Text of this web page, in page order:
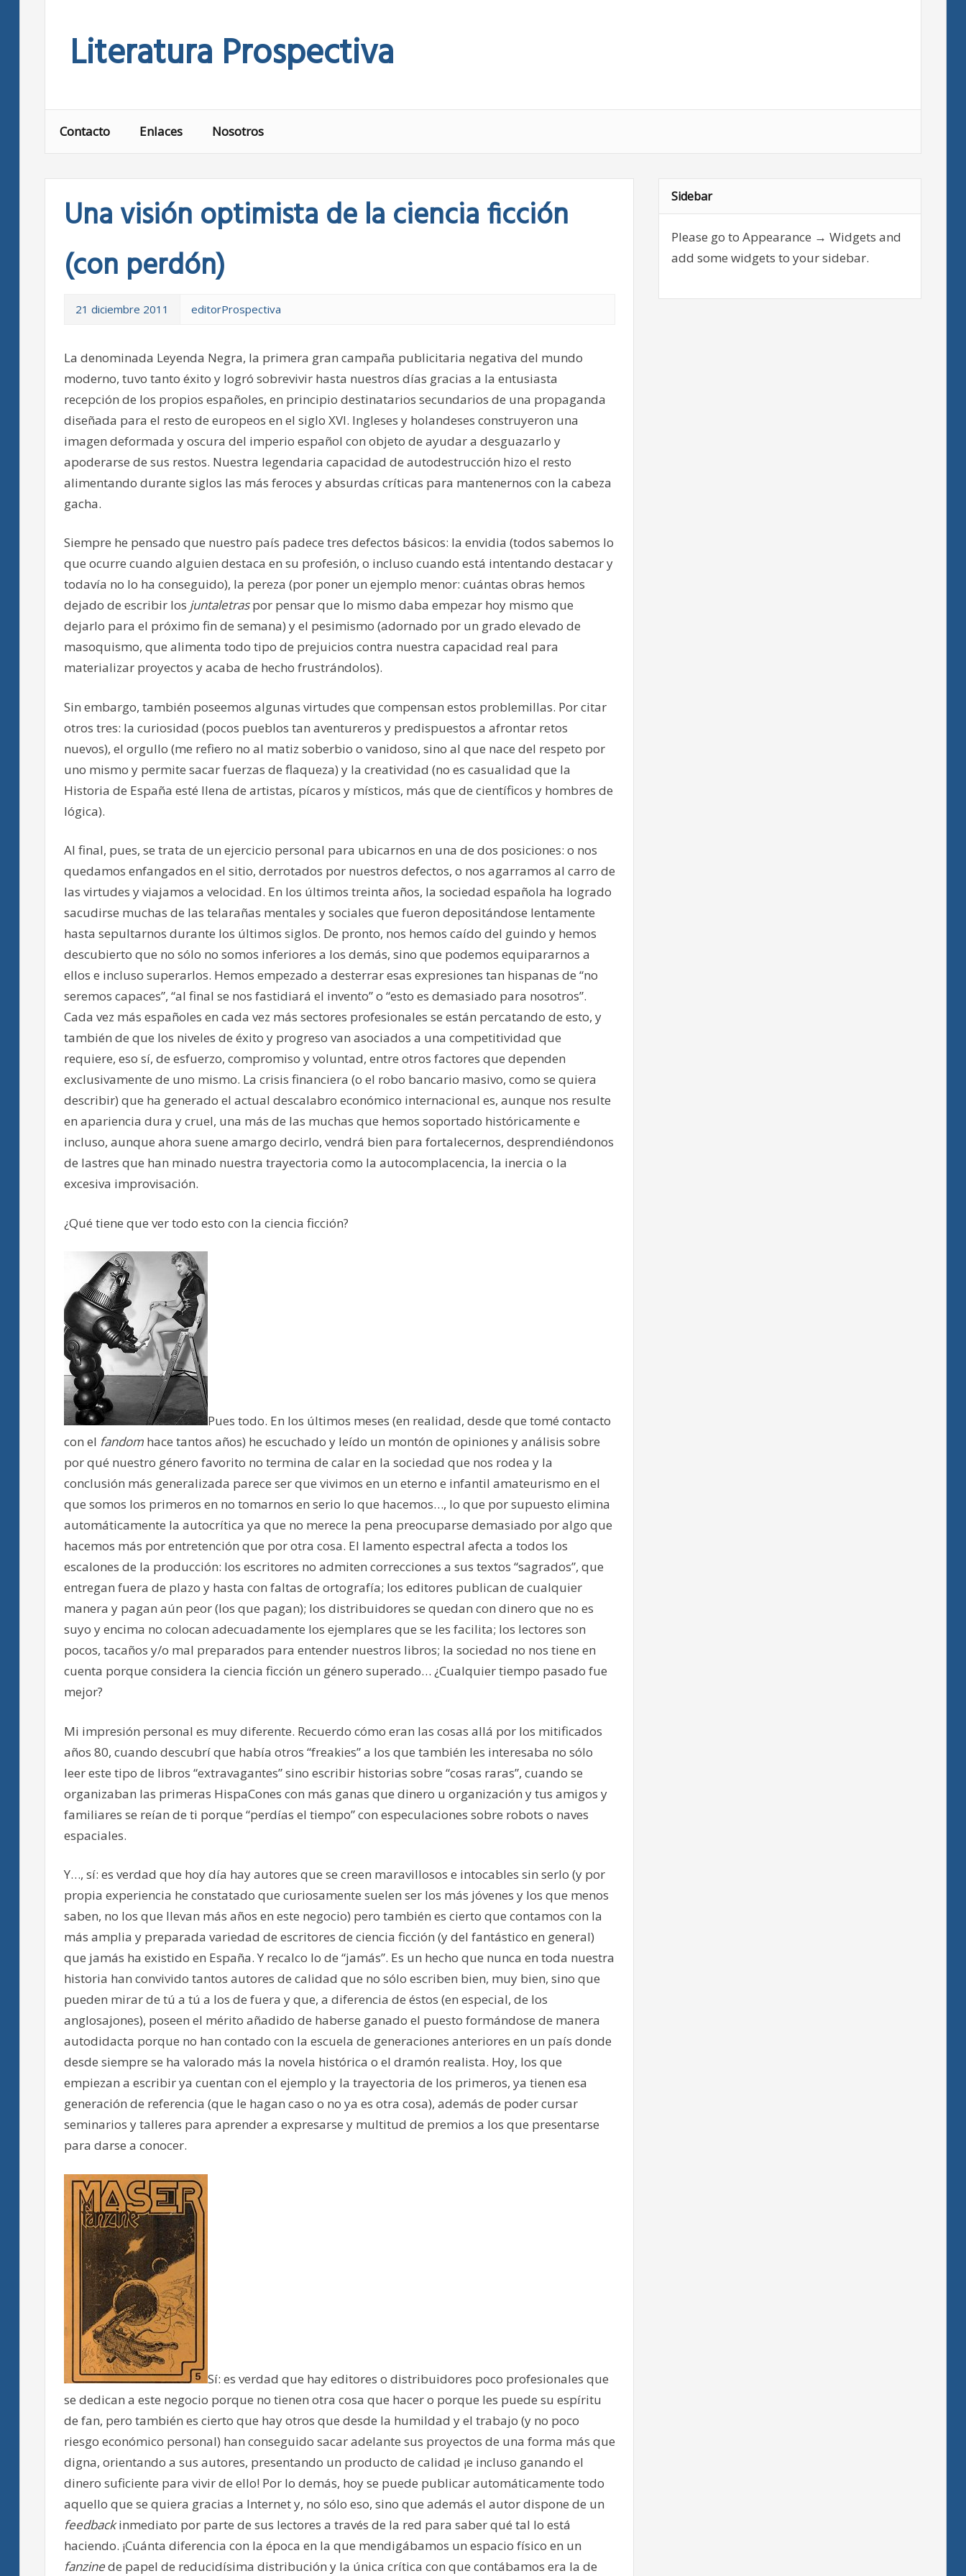
Literatura Prospectiva
Contacto Enlaces Nosotros
Una visión optimista de la ciencia ficción
(con perdón)
21 diciembre 2011 editorProspectiva
La denominada Leyenda Negra, la primera gran campaña publicitaria negativa del mundo
moderno, tuvo tanto éxito y logró sobrevivir hasta nuestros días gracias a la entusiasta
recepción de los propios españoles, en principio destinatarios secundarios de una propaganda
diseñada para el resto de europeos en el siglo XVI. Ingleses y holandeses construyeron una
imagen deformada y oscura del imperio español con objeto de ayudar a desguazarlo y
apoderarse de sus restos. Nuestra legendaria capacidad de autodestrucción hizo el resto
alimentando durante siglos las más feroces y absurdas críticas para mantenernos con la cabeza
gacha.
Siempre he pensado que nuestro país padece tres defectos básicos: la envidia (todos sabemos lo
que ocurre cuando alguien destaca en su profesión, o incluso cuando está intentando destacar y
todavía no lo ha conseguido), la pereza (por poner un ejemplo menor: cuántas obras hemos
dejado de escribir los juntaletraspor pensar que lo mismo daba empezar hoy mismo que
dejarlo para el próximo fin de semana) y el pesimismo (adornado por un grado elevado de
masoquismo, que alimenta todo tipo de prejuicios contra nuestra capacidad real para
materializar proyectos y acaba de hecho frustrándolos).
Sin embargo, también poseemos algunas virtudes que compensan estos problemillas. Por citar
otros tres: la curiosidad (pocos pueblos tan aventureros y predispuestos a afrontar retos
nuevos), el orgullo (me refiero no al matiz soberbio o vanidoso, sino al que nace del respeto por
uno mismo y permite sacar fuerzas de flaqueza) y la creatividad (no es casualidad que la
Historia de España esté llena de artistas, pícaros y místicos, más que de científicos y hombres de
lógica).
Al final, pues, se trata de un ejercicio personal para ubicarnos en una de dos posiciones: o nos
quedamos enfangados en el sitio, derrotados por nuestros defectos, o nos agarramos al carro de
las virtudes y viajamos a velocidad. En los últimos treinta años, la sociedad española ha logrado
sacudirse muchas de las telarañas mentales y sociales que fueron depositándose lentamente
hasta sepultarnos durante los últimos siglos. De pronto, nos hemos caído del guindo y hemos
descubierto que no sólo no somos inferiores a los demás, sino que podemos equipararnos a
ellos e incluso superarlos. Hemos empezado a desterrar esas expresiones tan hispanas de “no
seremos capaces”, “al final se nos fastidiará el invento” o “esto es demasiado para nosotros”.
Cada vez más españoles en cada vez más sectores profesionales se están percatando de esto, y
también de que los niveles de éxito y progreso van asociados a una competitividad que
requiere, eso sí, de esfuerzo, compromiso y voluntad, entre otros factores que dependen
exclusivamente de uno mismo. La crisis financiera (o el robo bancario masivo, como se quiera
describir) que ha generado el actual descalabro económico internacional es, aunque nos resulte
en apariencia dura y cruel, una más de las muchas que hemos soportado históricamente e
incluso, aunque ahora suene amargo decirlo, vendrá bien para fortalecernos, desprendiéndonos
de lastres que han minado nuestra trayectoria como la autocomplacencia, la inercia o la
excesiva improvisación.
¿Qué tiene que ver todo esto con la ciencia ficción?
Pues todo. En los últimos meses (en realidad, desde que tomé contacto
con el fandomhace tantos años) he escuchado y leído un montón de opiniones y análisis sobre
por qué nuestro género favorito no termina de calar en la sociedad que nos rodea y la
conclusión más generalizada parece ser que vivimos en un eterno e infantil amateurismo en el
que somos los primeros en no tomarnos en serio lo que hacemos…, lo que por supuesto elimina
automáticamente la autocrítica ya que no merece la pena preocuparse demasiado por algo que
hacemos más por entretención que por otra cosa. El lamento espectral afecta a todos los
escalones de la producción: los escritores no admiten correcciones a sus textos “sagrados”, que
entregan fuera de plazo y hasta con faltas de ortografía; los editores publican de cualquier
manera y pagan aún peor (los que pagan); los distribuidores se quedan con dinero que no es
suyo y encima no colocan adecuadamente los ejemplares que se les facilita; los lectores son
pocos, tacaños y/o mal preparados para entender nuestros libros; la sociedad no nos tiene en
cuenta porque considera la ciencia ficción un género superado… ¿Cualquier tiempo pasado fue
mejor?
Mi impresión personal es muy diferente. Recuerdo cómo eran las cosas allá por los mitificados
años 80, cuando descubrí que había otros “freakies” a los que también les interesaba no sólo
leer este tipo de libros “extravagantes” sino escribir historias sobre “cosas raras”, cuando se
organizaban las primeras HispaCones con más ganas que dinero u organización y tus amigos y
familiares se reían de ti porque “perdías el tiempo” con especulaciones sobre robots o naves
espaciales.
Y…, sí: es verdad que hoy día hay autores que se creen maravillosos e intocables sin serlo (y por
propia experiencia he constatado que curiosamente suelen ser los más jóvenes y los que menos
saben, no los que llevan más años en este negocio) pero también es cierto que contamos con la
más amplia y preparada variedad de escritores de ciencia ficción (y del fantástico en general)
que jamás ha existido en España. Y recalco lo de “jamás”. Es un hecho que nunca en toda nuestra
historia han convivido tantos autores de calidad que no sólo escriben bien, muy bien, sino que
pueden mirar de tú a tú a los de fuera y que, a diferencia de éstos (en especial, de los
anglosajones), poseen el mérito añadido de haberse ganado el puesto formándose de manera
autodidacta porque no han contado con la escuela de generaciones anteriores en un país donde
desde siempre se ha valorado más la novela histórica o el dramón realista. Hoy, los que
empiezan a escribir ya cuentan con el ejemplo y la trayectoria de los primeros, ya tienen esa
generación de referencia (que le hagan caso o no ya es otra cosa), además de poder cursar
seminarios y talleres para aprender a expresarse y multitud de premios a los que presentarse
para darse a conocer.
Sí: es verdad que hay editores o distribuidores poco profesionales que
se dedican a este negocio porque no tienen otra cosa que hacer o porque les puede su espíritu
de fan, pero también es cierto que hay otros que desde la humildad y el trabajo (y no poco
riesgo económico personal) han conseguido sacar adelante sus proyectos de una forma más que
digna, orientando a sus autores, presentando un producto de calidad ¡e incluso ganando el
dinero suficiente para vivir de ello! Por lo demás, hoy se puede publicar automáticamente todo
aquello que se quiera gracias a Internet y, no sólo eso, sino que además el autor dispone de un
feedbackinmediato por parte de sus lectores a través de la red para saber qué tal lo está
haciendo. ¡Cuánta diferencia con la época en la que mendigábamos un espacio físico en un
fanzinede papel de reducidísima distribución y la única crítica con que contábamos era la de
Sidebar
Please go to Appearance → Widgets and
add some widgets to your sidebar.